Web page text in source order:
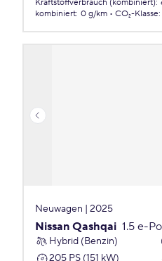
Kraftstoffverbrauch (kombiniert):
kombiniert: 0 g/km CO₂-Klasse:
Neuwagen | 2025
Nissan Qashqai 1.5 e-
Hybrid (Benzin)
205 PS (151 kW)